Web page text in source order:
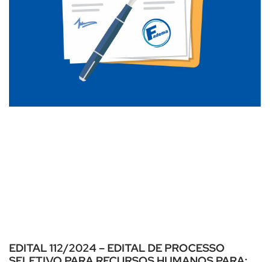
EDITAL 112/2024 – EDITAL DE PROCESSO